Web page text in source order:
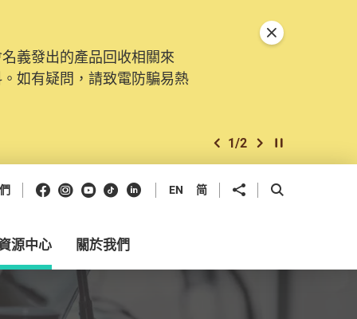
義發出的產品回收相關來
如有疑問，請致電防騙易熱
。由2025年11月10日起，
訴、查詢及建議。所有提交
上一個
2/2 下一個開始/暫停幻燈
關閉特別通告
Facebook
Instagram
Youtube
抖音領英 EN 简 分享到 開啟搜尋框
源中心 關於我們